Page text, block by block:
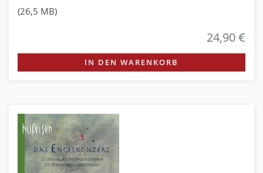
(26,5 MB)
24,90 €
IN DEN WARENKORB